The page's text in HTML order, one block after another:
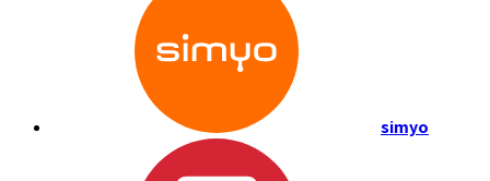
simyo